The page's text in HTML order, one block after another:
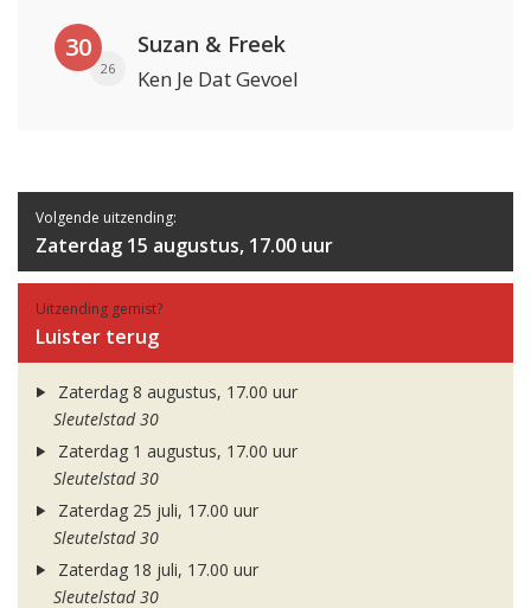
30
26
Suzan & Freek
Ken Je Dat Gevoel
Volgende uitzending:
Zaterdag 15 augustus, 17.00 uur
Uitzending gemist?
Luister terug
Zaterdag 8 augustus, 17.00 uur
Sleutelstad 30
Zaterdag 1 augustus, 17.00 uur
Sleutelstad 30
Zaterdag 25 juli, 17.00 uur
Sleutelstad 30
Zaterdag 18 juli, 17.00 uur
Sleutelstad 30